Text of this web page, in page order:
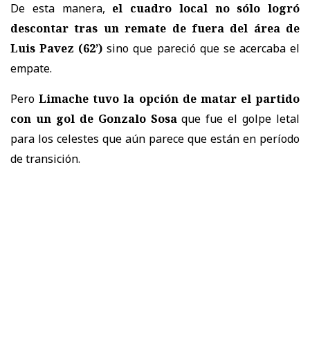
De esta manera, el cuadro local no sólo logró
descontar tras un remate de fuera del área de
Luis Pavez (62’) sino que pareció que se acercaba el
empate.
PeroLimache tuvo la opción de matar el partido
con un gol de Gonzalo Sosaque fue el golpe letal
para los celestes que aún parece que están en período
de transición.